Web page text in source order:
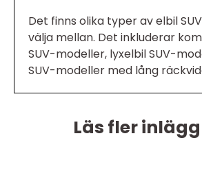
Det finns olika typer av elbil
välja mellan. Det inkluderar
SUV-modeller, lyxelbil SUV-
SUV-modeller med lång
Läs fler